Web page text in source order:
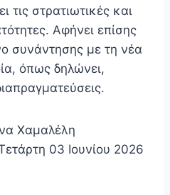
τις στρατιωτικές και
Αφήνει επίσης
συνάντησης με τη νέα
όπως δηλώνει,
Χαμαλέλη
03 Ιουνίου 2026